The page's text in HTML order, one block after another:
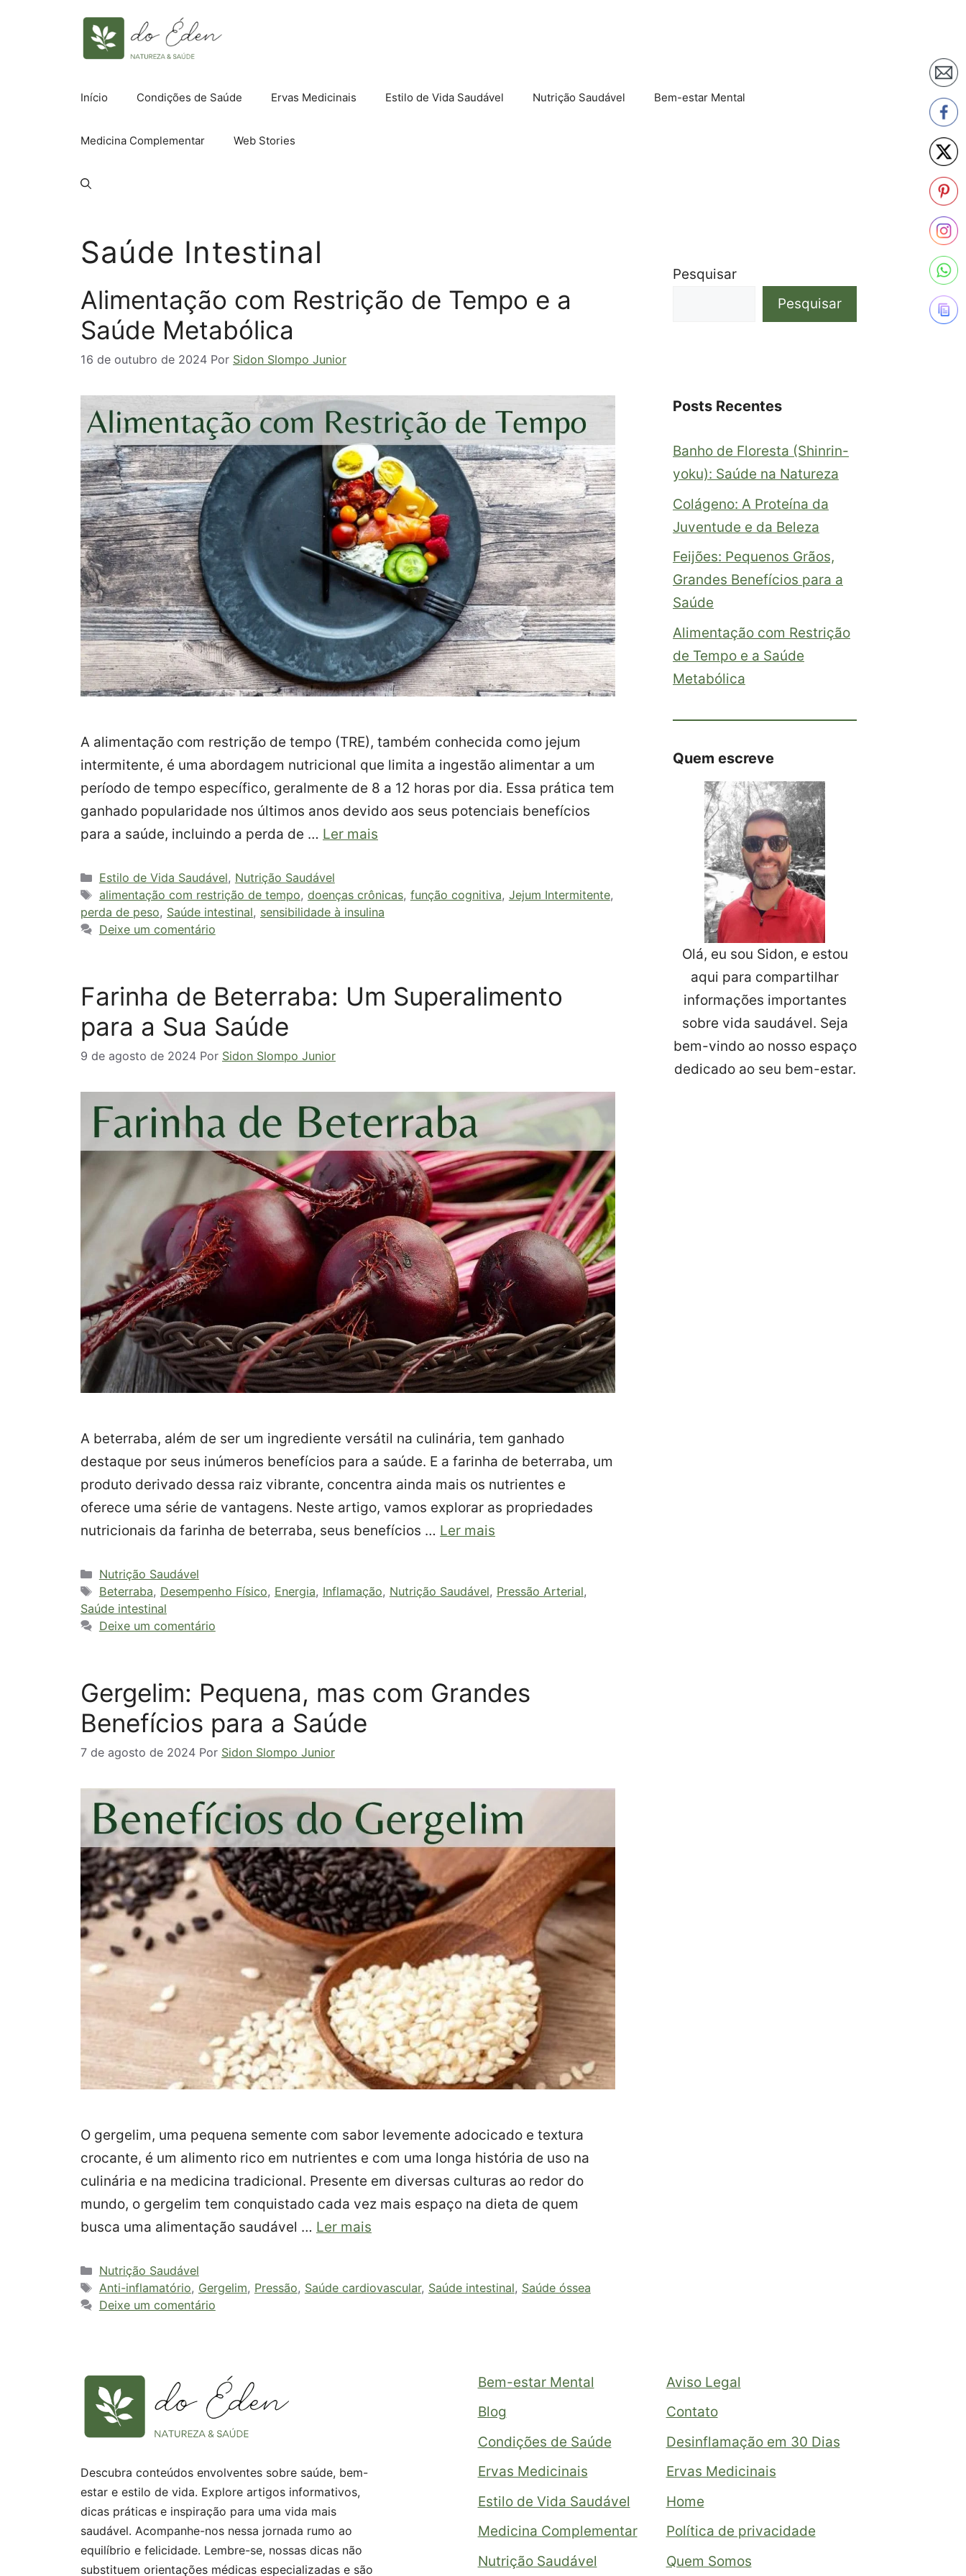
Início Condições de Saúde Ervas Medicinais Estilo de Vida Saudável Nutrição Saudável Bem-estar Mental
Medicina Complementar Web Stories
Saúde Intestinal
Alimentação com Restrição de Tempo e a
Saúde Metabólica
16 de outubro de 2024 Por Sidon Slompo Junior
A alimentação com restrição de tempo (TRE), também conhecida como jejum
intermitente, é uma abordagem nutricional que limita a ingestão alimentar a um
período de tempo específico, geralmente de 8 a 12 horas por dia. Essa prática tem
ganhado popularidade nos últimos anos devido aos seus potenciais benefícios
para a saúde, incluindo a perda de … Ler mais
Categorias
Estilo de Vida Saudável, Nutrição Saudável
Tags
alimentação com restrição de tempo, doenças crônicas, função cognitiva, Jejum Intermitente,
perda de peso, Saúde intestinal, sensibilidade à insulina
Deixe um comentário
Farinha de Beterraba: Um Superalimento
para a Sua Saúde
9 de agosto de 2024 Por Sidon Slompo Junior
A beterraba, além de ser um ingrediente versátil na culinária, tem ganhado
destaque por seus inúmeros benefícios para a saúde. E a farinha de beterraba, um
produto derivado dessa raiz vibrante, concentra ainda mais os nutrientes e
oferece uma série de vantagens. Neste artigo, vamos explorar as propriedades
nutricionais da farinha de beterraba, seus benefícios … Ler mais
Categorias
Nutrição Saudável
Tags
Beterraba, Desempenho Físico, Energia, Inflamação, Nutrição Saudável, Pressão Arterial,
Saúde intestinal
Deixe um comentário
Gergelim: Pequena, mas com Grandes
Benefícios para a Saúde
7 de agosto de 2024 Por Sidon Slompo Junior
O gergelim, uma pequena semente com sabor levemente adocicado e textura
crocante, é um alimento rico em nutrientes e com uma longa história de uso na
culinária e na medicina tradicional. Presente em diversas culturas ao redor do
mundo, o gergelim tem conquistado cada vez mais espaço na dieta de quem
busca uma alimentação saudável … Ler mais
Categorias
Nutrição Saudável
Tags
Anti-inflamatório, Gergelim, Pressão, Saúde cardiovascular, Saúde intestinal, Saúde óssea
Deixe um comentário
Pesquisar
Pesquisar
Posts Recentes
Banho de Floresta (Shinrin-
yoku): Saúde na Natureza
Colágeno: A Proteína da
Juventude e da Beleza
Feijões: Pequenos Grãos,
Grandes Benefícios para a
Saúde
Alimentação com Restrição
de Tempo e a Saúde
Metabólica
Quem escreve
Olá, eu sou Sidon, e estou
aqui para compartilhar
informações importantes
sobre vida saudável. Seja
bem-vindo ao nosso espaço
dedicado ao seu bem-estar.
Descubra conteúdos envolventes sobre saúde, bem-
estar e estilo de vida. Explore artigos informativos,
dicas práticas e inspiração para uma vida mais
saudável. Acompanhe-nos nessa jornada rumo ao
equilíbrio e felicidade. Lembre-se, nossas dicas não
substituem orientações médicas especializadas e são
Bem-estar Mental
Blog
Condições de Saúde
Ervas Medicinais
Estilo de Vida Saudável
Medicina Complementar
Nutrição Saudável
Aviso Legal
Contato
Desinflamação em 30 Dias
Ervas Medicinais
Home
Política de privacidade
Quem Somos